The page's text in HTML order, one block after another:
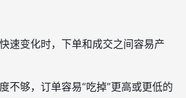
速变化时，下单和成交之间容易产
不够，订单容易“吃掉”更高或更低的